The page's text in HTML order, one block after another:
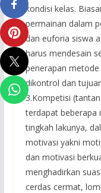
kondisi kelas.
permainan dalam
dan euforia siswa
harus mendesain
penerapan
dikontrol dan
3.Kompetisi
terdapat beberapa
tingkah lakunya,
motivasi yakni
dan motivasi
menghadirkan
cerdas cermat,